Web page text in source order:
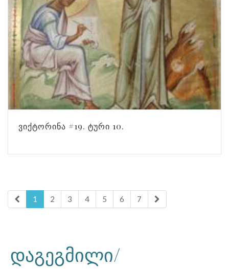
ᲕᲘᲥᲢᲝᲠᲘᲜᲐ #19. ᲢᲣᲠᲘ 10.
1 2 3 4 5 6 7
დაგეგმილი/